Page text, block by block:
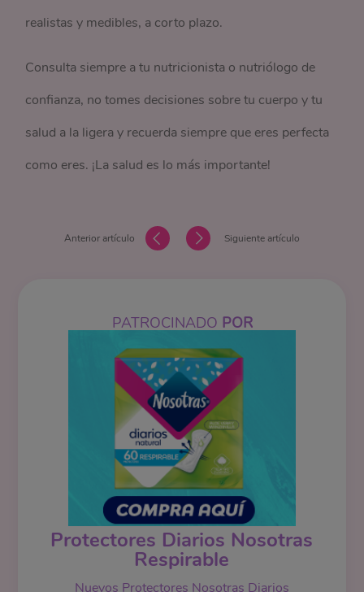
realistas y medibles, a corto plazo.
Consulta siempre a tu nutricionista o nutriólogo de
confianza, no tomes decisiones sobre tu cuerpo y tu
salud a la ligera y recuerda siempre que eres perfecta
como eres. ¡La salud es lo más importante!
Anterior artículo Siguiente artículo
PATROCINADO POR
Protectores Diarios Nosotras
Respirable
Nuevos Protectores Nosotras Diarios